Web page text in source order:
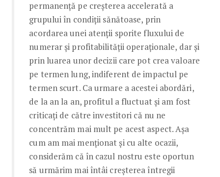
permanență pe creșterea accelerată a
grupului în condiții sănătoase, prin
acordarea unei atenții sporite fluxului de
numerar și profitabilității operaționale, dar și
prin luarea unor decizii care pot crea valoare
pe termen lung, indiferent de impactul pe
termen scurt. Ca urmare a acestei abordări,
de la an la an, profitul a fluctuat și am fost
criticați de către investitori că nu ne
concentrăm mai mult pe acest aspect. Așa
cum am mai menționat și cu alte ocazii,
considerăm că în cazul nostru este oportun
să urmărim mai întâi creșterea întregii